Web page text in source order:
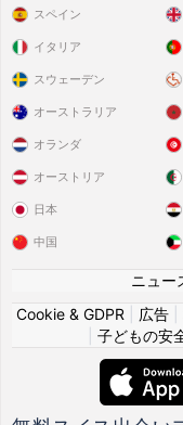
スペイン
イタリア
スウェーデン
オーストラリア
オランダ
オーストリア
日本
中国
ニュー
Cookie & GDPR
広告
子どもの安